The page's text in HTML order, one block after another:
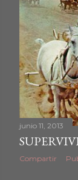
junio 11, 2013
Compartir